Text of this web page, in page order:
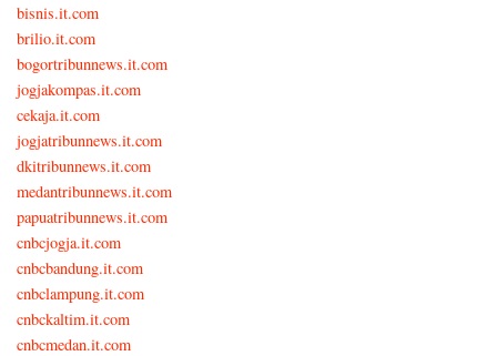
bisnis.it.com
brilio.it.com
bogortribunnews.it.com
jogjakompas.it.com
cekaja.it.com
jogjatribunnews.it.com
dkitribunnews.it.com
medantribunnews.it.com
papuatribunnews.it.com
cnbcjogja.it.com
cnbcbandung.it.com
cnbclampung.it.com
cnbckaltim.it.com
cnbcmedan.it.com